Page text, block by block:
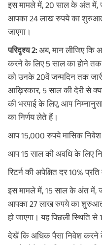
इस मामले में, 20 साल के अंत में,
आपका 24 लाख रुपये का
जाएगा।
परिदृश्य 2:अब, मान लीजिए कि
करने के लिए 5 साल का होने तक
को उनके 20वें जन्मदिन तक
आख़िरकार, 5 साल की देरी से
की भरपाई के लिए, आप
का निर्णय लेते हैं।
आप 15,000 रुपये मासिक
आप 15 साल की अवधि के लिए
रिटर्न की अपेक्षित दर 10% प्रति
इस मामले में, 15 साल के अंत में,
आपका 27 लाख रुपये का
हो जाएगा। यह पिछली स्थिति
देखें कि अधिक पैसा निवेश